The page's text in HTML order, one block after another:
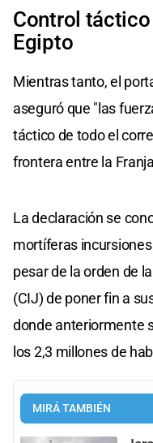
Control
Egipto
Mientras tanto, el
aseguró que "las
táctico de todo el
frontera entre la
La declaración se
mortíferas incursiones
pesar de la orden de
(CIJ) de poner fin a
donde anteriormente
los 2,3 millones de
MIRÁ TAMBIÉN